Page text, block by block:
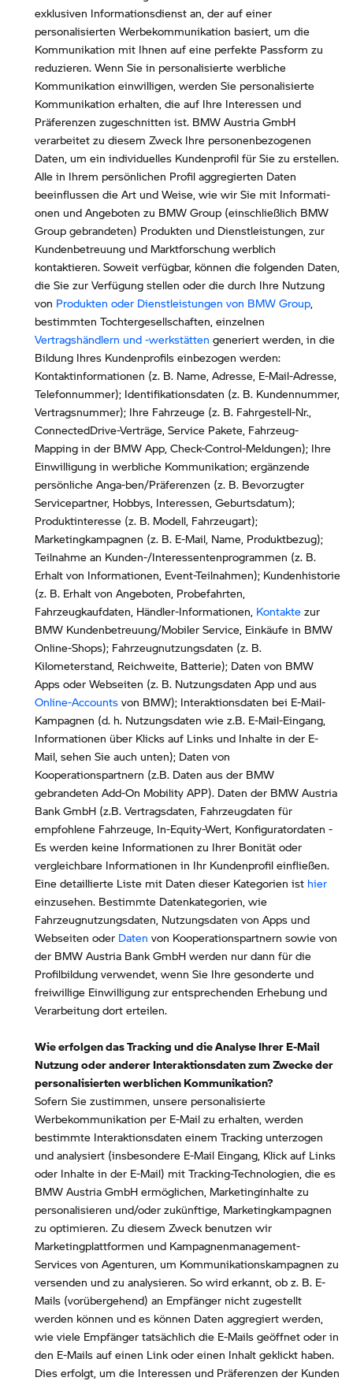
exklusiven Informationsdienst an, der auf einer
personalisierten Werbekommunikation basiert, um die
Kommunikation mit Ihnen auf eine perfekte Passform zu
reduzieren. Wenn Sie in personalisierte werbliche
Kommunikation einwilligen, werden Sie personalisierte
Kommunikation erhalten, die auf Ihre Interessen und
Präferenzen zugeschnitten ist. BMW Austria GmbH
verarbeitet zu diesem Zweck Ihre personenbezogenen
Daten, um ein individuelles Kundenprofil für Sie zu erstellen.
Alle in Ihrem persönlichen Profil aggregierten Daten
beeinflussen die Art und Weise, wie wir Sie mit Informati-
onen und Angeboten zu BMW Group (einschließlich BMW
Group gebrandeten) Produkten und Dienstleistungen, zur
Kundenbetreuung und Marktforschung werblich
kontaktieren. Soweit verfügbar, können die folgenden Daten,
die Sie zur Verfügung stellen oder die durch Ihre Nutzung
von Produkten oder Dienstleistungen von BMW Group
bestimmten Tochtergesellschaften, einzelnen
Vertragshändlern und -werkstätten generiert werden, in die
Bildung Ihres Kundenprofils einbezogen werden:
Kontaktinformationen (z. B. Name, Adresse, E-Mail-Adresse,
Telefonnummer); Identifikationsdaten (z. B. Kundennummer,
Vertragsnummer); Ihre Fahrzeuge (z. B. Fahrgestell-Nr.,
ConnectedDrive-Verträge, Service Pakete, Fahrzeug-
Mapping in der BMW App, Check-Control-Meldungen); Ihre
Einwilligung in werbliche Kommunikation; ergänzende
persönliche Anga-ben/Präferenzen (z. B. Bevorzugter
Servicepartner, Hobbys, Interessen, Geburtsdatum);
Produktinteresse (z. B. Modell, Fahrzeugart);
Marketingkampagnen (z. B. E-Mail, Name, Produktbezug);
Teilnahme an Kunden-/Interessentenprogrammen (z. B.
Erhalt von Informationen, Event-Teilnahmen); Kundenhistorie
(z. B. Erhalt von Angeboten, Probefahrten,
Fahrzeugkaufdaten, Händler-Informationen, Kontakte zur
BMW Kundenbetreuung/Mobiler Service, Einkäufe in BMW
Online-Shops); Fahrzeugnutzungsdaten (z. B.
Kilometerstand, Reichweite, Batterie); Daten von BMW
Apps oder Webseiten (z. B. Nutzungsdaten App und aus
Online-Accounts von BMW); Interaktionsdaten bei E-Mail-
Kampagnen (d. h. Nutzungsdaten wie z.B. E-Mail-Eingang,
Informationen über Klicks auf Links und Inhalte in der E-
Mail, sehen Sie auch unten); Daten von
Kooperationspartnern (z.B. Daten aus der BMW
gebrandeten Add-On Mobility APP). Daten der BMW Austria
Bank GmbH (z.B. Vertragsdaten, Fahrzeugdaten für
empfohlene Fahrzeuge, In-Equity-Wert, Konfiguratordaten -
Es werden keine Informationen zu Ihrer Bonität oder
vergleichbare Informationen in Ihr Kundenprofil einfließen.
Eine detaillierte Liste mit Daten dieser Kategorien ist hier
einzusehen. Bestimmte Datenkategorien, wie
Fahrzeugnutzungsdaten, Nutzungsdaten von Apps und
Webseiten oder Daten von Kooperationspartnern sowie von
der BMW Austria Bank GmbH werden nur dann für die
Profilbildung verwendet, wenn Sie Ihre gesonderte und
freiwillige Einwilligung zur entsprechenden Erhebung und
Verarbeitung dort erteilen.
Wie erfolgen das Tracking und die Analyse Ihrer E-Mail
Nutzung oder anderer Interaktionsdaten zum Zwecke der
personalisierten werblichen Kommunikation?
Sofern Sie zustimmen, unsere personalisierte
Werbekommunikation per E-Mail zu erhalten, werden
bestimmte Interaktionsdaten einem Tracking unterzogen
und analysiert (insbesondere E-Mail Eingang, Klick auf Links
oder Inhalte in der E-Mail) mit Tracking-Technologien, die es
BMW Austria GmbH ermöglichen, Marketinginhalte zu
personalisieren und/oder zukünftige, Marketingkampagnen
zu optimieren. Zu diesem Zweck benutzen wir
Marketingplattformen und Kampagnenmanagement-
Services von Agenturen, um Kommunikationskampagnen zu
versenden und zu analysieren. So wird erkannt, ob z. B. E-
Mails (vorübergehend) an Empfänger nicht zugestellt
werden können und es können Daten aggregiert werden,
wie viele Empfänger tatsächlich die E-Mails geöffnet oder in
den E-Mails auf einen Link oder einen Inhalt geklickt haben.
Dies erfolgt, um die Interessen und Präferenzen der Kunden